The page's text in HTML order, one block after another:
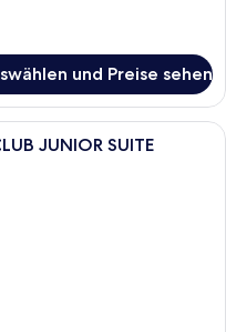
und Preise sehen
modernes Wohnzimmer mit
JUNIOR SUITE